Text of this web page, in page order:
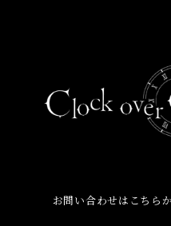
お問い合わせはこちら